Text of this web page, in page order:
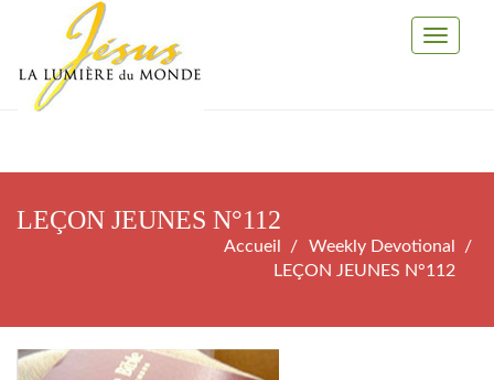
Toggle
LEÇON JEUNES N°112
Accueil
Weekly Devotional
LEÇON JEUNES N°112